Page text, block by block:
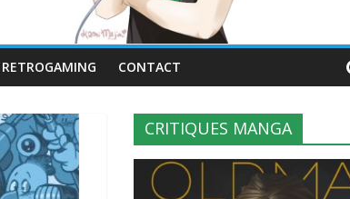
RETROGAMING CONTACT
CRITIQUES MANGA